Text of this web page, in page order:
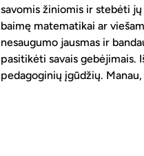
savomis žiniomis ir stebėti
baimę matematikai ar
nesaugumo jausmas ir
pasitikėti savais gebėjimais.
pedagoginių įgūdžių.